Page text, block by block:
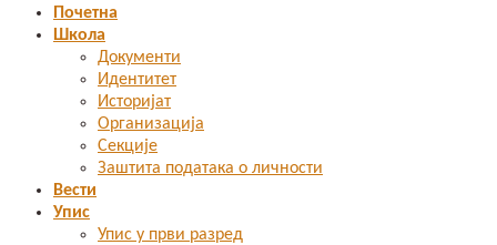
Почетна
Школа
Документи
Идентитет
Историјат
Организација
Секције
Заштита података о личности
Вести
Упис
Упис у први разред